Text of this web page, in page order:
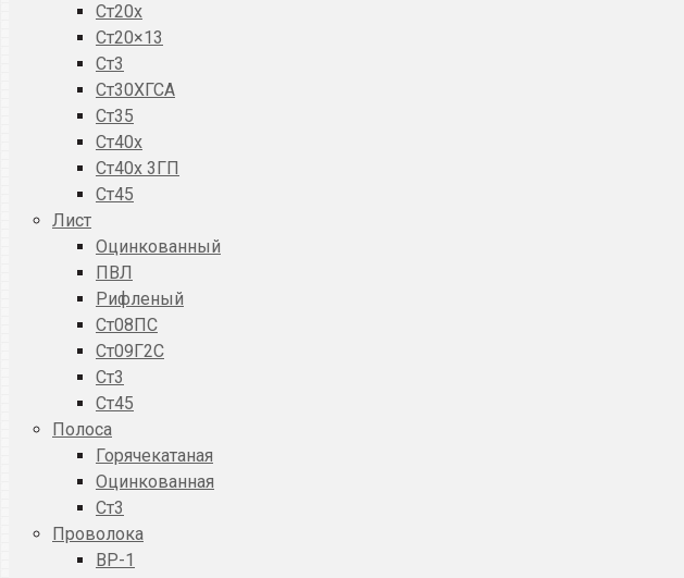
Ст20x
Ст20×13
Ст3
Ст30ХГСА
Ст35
Ст40х
Ст40х 3ГП
Ст45
Лист
Оцинкованный
ПВЛ
Рифленый
Ст08ПС
Ст09Г2С
Ст3
Ст45
Полоса
Горячекатаная
Оцинкованная
Ст3
Проволока
ВР-1